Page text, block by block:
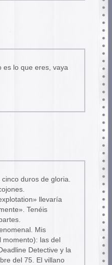
es lo que eres, vaya
duros de gloria.
llevaría
Tenéis
Mis
las del
Detective y la
del 75. El villano